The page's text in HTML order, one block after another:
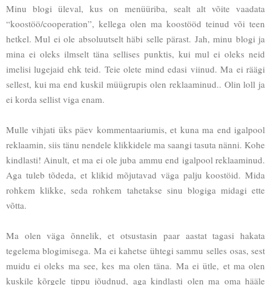
Minu blogi üleval, kus on menüüriba, sealt alt võite vaadata
“koostöö/cooperation”, kellega olen ma koostööd teinud või teen
hetkel. Mul ei ole absoluutselt häbi selle pärast. Jah, minu blogi ja
mina ei oleks ilmselt täna sellises punktis, kui mul ei oleks neid
imelisi lugejaid ehk teid. Teie olete mind edasi viinud. Ma ei räägi
sellest, kui ma end kuskil müügrupis olen reklaaminud.. Olin loll ja
ei korda sellist viga enam.
Mulle vihjati üks päev kommentaariumis, et kuna ma end igalpool
reklaamin, siis tänu nendele klikkidele ma saangi tasuta nänni. Kohe
kindlasti! Ainult, et ma ei ole juba ammu end igalpool reklaaminud.
Aga tuleb tõdeda, et klikid mõjutavad väga palju koostöid. Mida
rohkem klikke, seda rohkem tahetakse sinu blogiga midagi ette
võtta.
Ma olen väga õnnelik, et otsustasin paar aastat tagasi hakata
tegelema blogimisega. Ma ei kahetse ühtegi sammu selles osas, sest
muidu ei oleks ma see, kes ma olen täna. Ma ei ütle, et ma olen
kuskile kõrgele tippu jõudnud, aga kindlasti olen ma oma hääle